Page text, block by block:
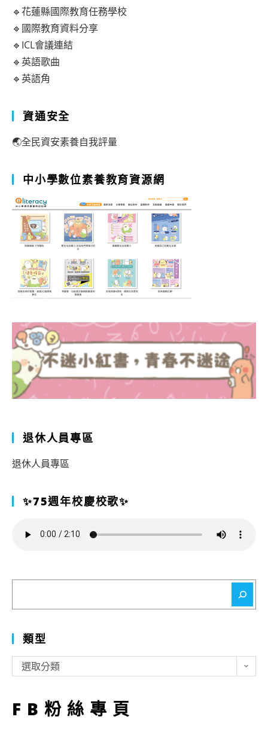
🔹花蓮縣國際教育任務學校
🔹國際教育資料分享
🔹ICL會議連結
🔹英語歌曲
🔹英語角
資通安全
🌏全民資安素養自我評量
中小學數位素養教育資源網
退休人員專區
退休人員專區
✨75週年校慶校歌✨
類型
型
選取分類
FB粉絲專頁